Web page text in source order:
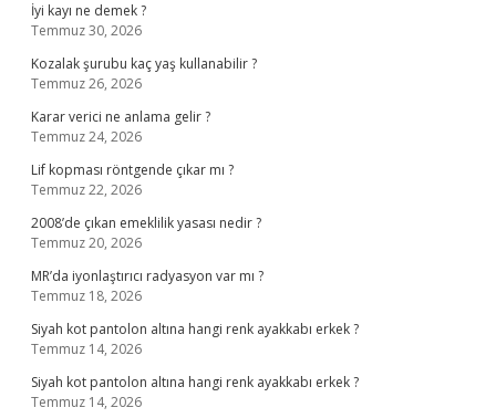
İyi kayı ne demek ?
Temmuz 30, 2026
Kozalak şurubu kaç yaş kullanabilir ?
Temmuz 26, 2026
Karar verici ne anlama gelir ?
Temmuz 24, 2026
Lif kopması röntgende çıkar mı ?
Temmuz 22, 2026
2008’de çıkan emeklilik yasası nedir ?
Temmuz 20, 2026
MR’da iyonlaştırıcı radyasyon var mı ?
Temmuz 18, 2026
Siyah kot pantolon altına hangi renk ayakkabı erkek ?
Temmuz 14, 2026
Siyah kot pantolon altına hangi renk ayakkabı erkek ?
Temmuz 14, 2026